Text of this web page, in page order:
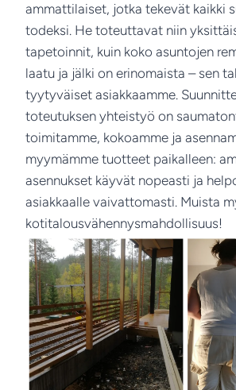
ammattilaiset, jotka tekevät kaikki
todeksi. He toteuttavat niin
tapetoinnit, kuin koko asuntojen
laatu ja jälki on erinomaista – sen
tyytyväiset asiakkaamme.
toteutuksen yhteistyö on
toimitamme, kokoamme ja
myymämme tuotteet paikalleen:
asennukset käyvät nopeasti ja
asiakkaalle vaivattomasti. Muista
kotitalousvähennysmahdollisuus!